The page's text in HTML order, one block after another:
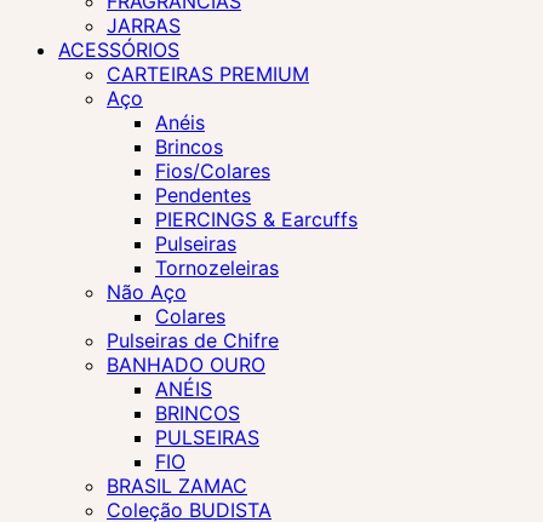
JARRAS
ACESSÓRIOS
CARTEIRAS PREMIUM
Aço
Anéis
Brincos
Fios/Colares
Pendentes
PIERCINGS & Earcuffs
Pulseiras
Tornozeleiras
Não Aço
Colares
Pulseiras de Chifre
BANHADO OURO
ANÉIS
BRINCOS
PULSEIRAS
FIO
BRASIL ZAMAC
Coleção BUDISTA